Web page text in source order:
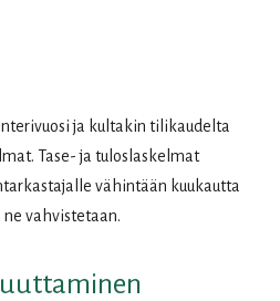
ja kultakin tilikaudelta
Tase- ja tuloslaskelmat
vähintään kuukautta
vahvistetaan.